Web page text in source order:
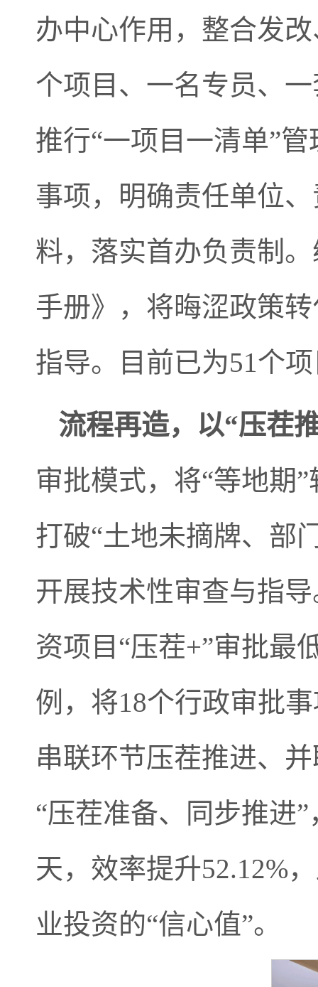
办中心作用，整合发
个项目、一名专员、
推行“一项目一清单”
事项，明确责任单位
料，落实首办负责制
手册》，将晦涩政策
指导。目前已为51个
流程再造，以“压茬
审批模式，将“等地期
打破“土地未摘牌、部
开展技术性审查与指
资项目“压茬+”审批最
例，将18个行政审批
串联环节压茬推进、
“压茬准备、同步推进
天，效率提升52.12%
业投资的“信心值”。